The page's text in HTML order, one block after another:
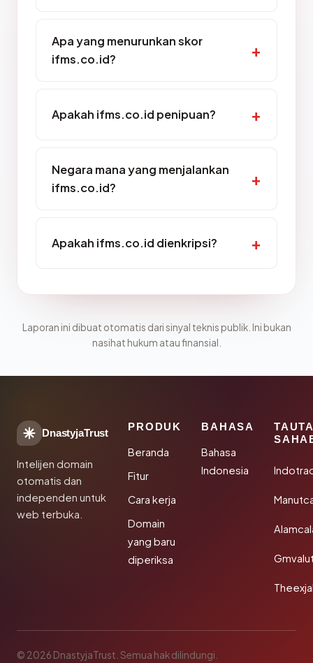
Apa yang menurunkan skor
ifms.co.id?
Apakah ifms.co.id penipuan?
Negara mana yang menjalankan
ifms.co.id?
Apakah ifms.co.id dienkripsi?
Laporan ini dibuat otomatis dari sinyal teknis publik. Ini bukan
nasihat hukum atau finansial.
DnastyjaTrust
Intelijen domain
otomatis dan
independen untuk
web terbuka.
PRODUK
Beranda
Fitur
Cara kerja
Domain
yang baru
diperiksa
BAHASA
Bahasa
Indonesia
© 2026 DnastyjaTrust. Semua hak dilindungi.